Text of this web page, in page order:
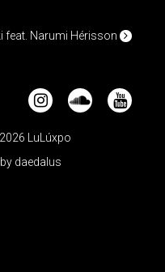
feat. Narumi Hérisson
LuLúxpo
daedalus